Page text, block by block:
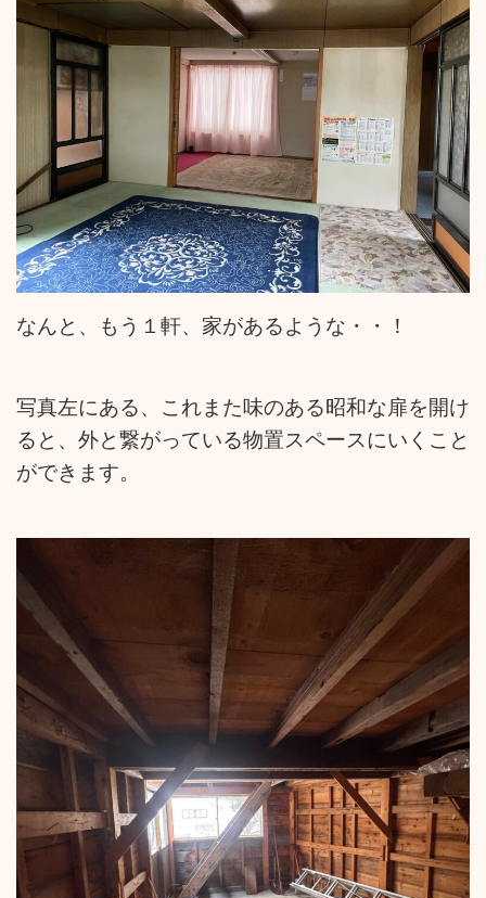
なんと、もう１軒、家があるような・・！
写真左にある、これまた味のある昭和な扉を開け
ると、外と繋がっている物置スペースにいくこと
ができます。